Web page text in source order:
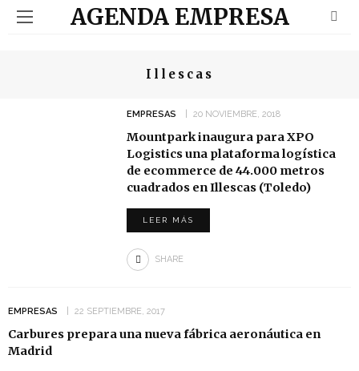
AGENDA EMPRESA
Illescas
EMPRESAS 20 NOVIEMBRE, 2018
Mountpark inaugura para XPO
Logistics una plataforma logística
de ecommerce de 44.000 metros
cuadrados en Illescas (Toledo)
LEER MÁS
SHARE
EMPRESAS 22 SEPTIEMBRE, 2017
Carbures prepara una nueva fábrica aeronáutica en
Madrid